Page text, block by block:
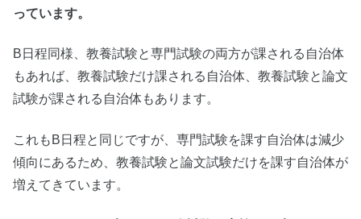
っています。
B日程同様、教養試験と専門試験の両方が課される自治体
もあれば、教養試験だけ課される自治体、教養試験と論文
試験が課される自治体もあります。
これもB日程と同じですが、専門試験を課す自治体は減少
傾向にあるため、教養試験と論文試験だけを課す自治体が
増えてきています。